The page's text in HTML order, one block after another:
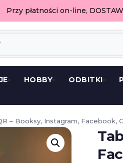
Przy płatności on-line,
HOBBY ODBITKI
– Booksy, Instagram, Facebook,